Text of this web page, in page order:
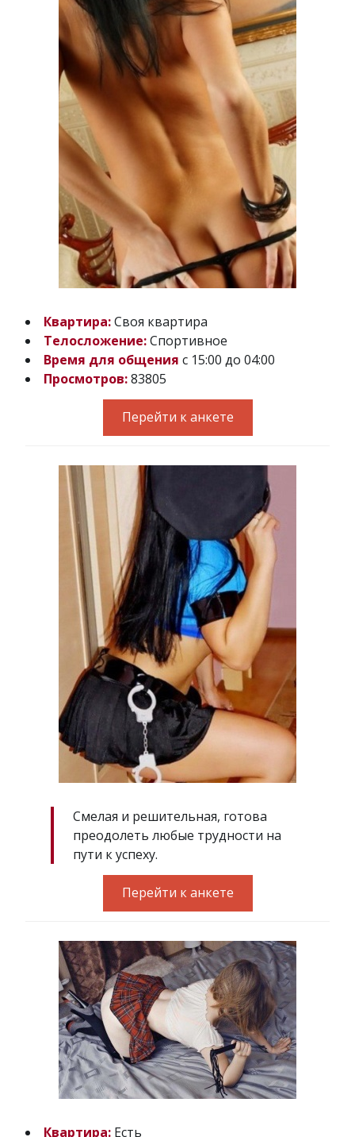
Квартира:Своя квартира
Телосложение:Спортивное
Время для общения с 15:00 до 04:00
Просмотров:83805
Перейти к анкете
Смелая и решительная, готова
преодолеть любые трудности на
пути к успеху.
Перейти к анкете
Квартира: Есть